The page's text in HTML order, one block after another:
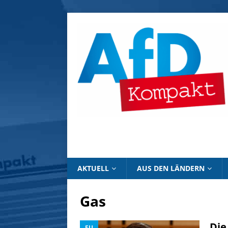
AKTUELL AUS DEN LÄNDERN
Gas